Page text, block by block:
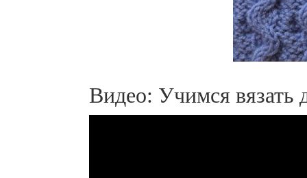
Видео: Учимся вязать